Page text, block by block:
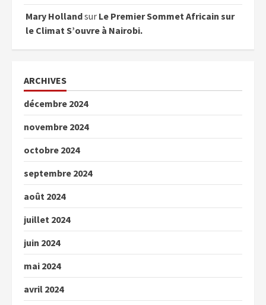
Mary Hollandsur Le Premier Sommet Africain sur
le Climat S’ouvre à Nairobi.
ARCHIVES
décembre 2024
novembre 2024
octobre 2024
septembre 2024
août 2024
juillet 2024
juin 2024
mai 2024
avril 2024